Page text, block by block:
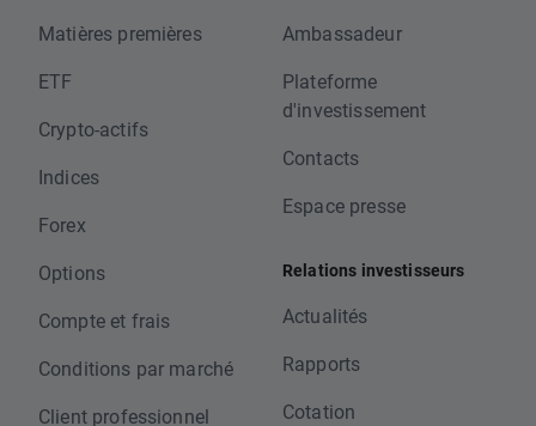
Matières premières
ETF
Crypto-actifs
Indices
Forex
Options
Compte et frais
Conditions par marché
Client professionnel
Ambassadeur
Plateforme
d'investissement
Contacts
Espace presse
Relations investisseurs
Actualités
Rapports
Cotation